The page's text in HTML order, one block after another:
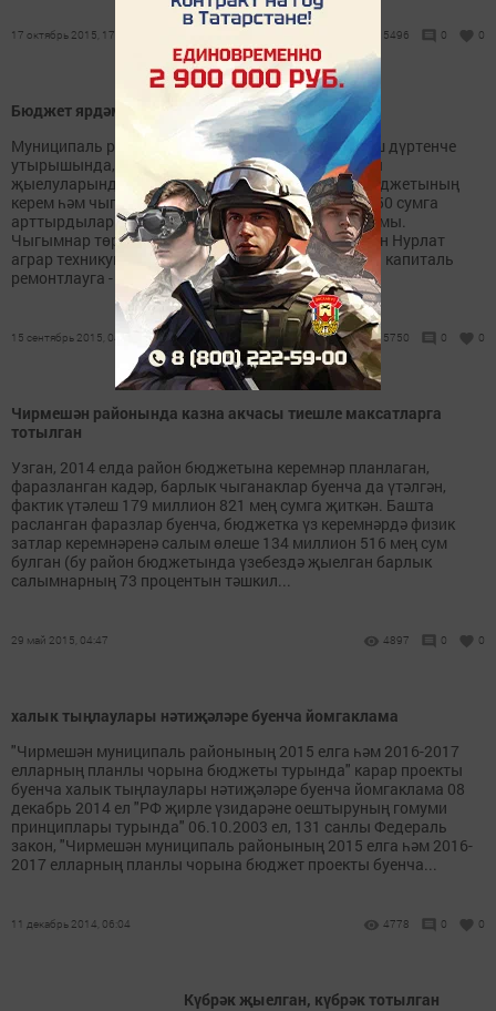
17 октябрь 2015, 17:15 5496 0 0
Бюджет ярдәме бик урынлы
Муниципаль район Советының чираттагы алтмыш дүртенче
утырышында, ягъни узган чакырылыштагы соңгы
җыелуларында депутатлар муниципаль район бюджетының
керем һәм чыгым өлешләрен 18 миллион 56 мең 150 сумга
арттырдылар. Әлеге акчалар - физик затлар салымы.
Чыгымнар төрле эшләргә юнәлдерелә, шул исәптән Нурлат
аграр техникумының район филиалы автодромын капиталь
ремонтлауга - 802 мең...
15 сентябрь 2015, 04:20 5750 0 0
Чирмешән районында казна акчасы тиешле максатларга
тотылган
Узган, 2014 елда район бюджетына керемнәр планлаган,
фаразланган кадәр, барлык чыганаклар буенча да үтәлгән,
фактик үтәлеш 179 миллион 821 мең сумга җиткән. Башта
расланган фаразлар буенча, бюджетка үз керемнәрдә физик
затлар керемнәренә салым өлеше 134 миллион 516 мең сум
булган (бу район бюджетында үзебездә җыелган барлык
салымнарның 73 процентын тәшкил...
29 май 2015, 04:47 4897 0 0
халык тыңлаулары нәтиҗәләре буенча йомгаклама
"Чирмешән муниципаль районының 2015 елга һәм 2016-2017
елларның планлы чорына бюджеты турында" карар проекты
буенча халык тыңлаулары нәтиҗәләре буенча йомгаклама 08
декабрь 2014 ел "РФ җирле үзидарәне оештыруның гомуми
принциплары турында" 06.10.2003 ел, 131 санлы Федераль
закон, "Чирмешән муниципаль районының 2015 елга һәм 2016-
2017 елларның планлы чорына бюджет проекты буенча...
11 декабрь 2014, 06:04 4778 0 0
Күбрәк җыелган, күбрәк тотылган